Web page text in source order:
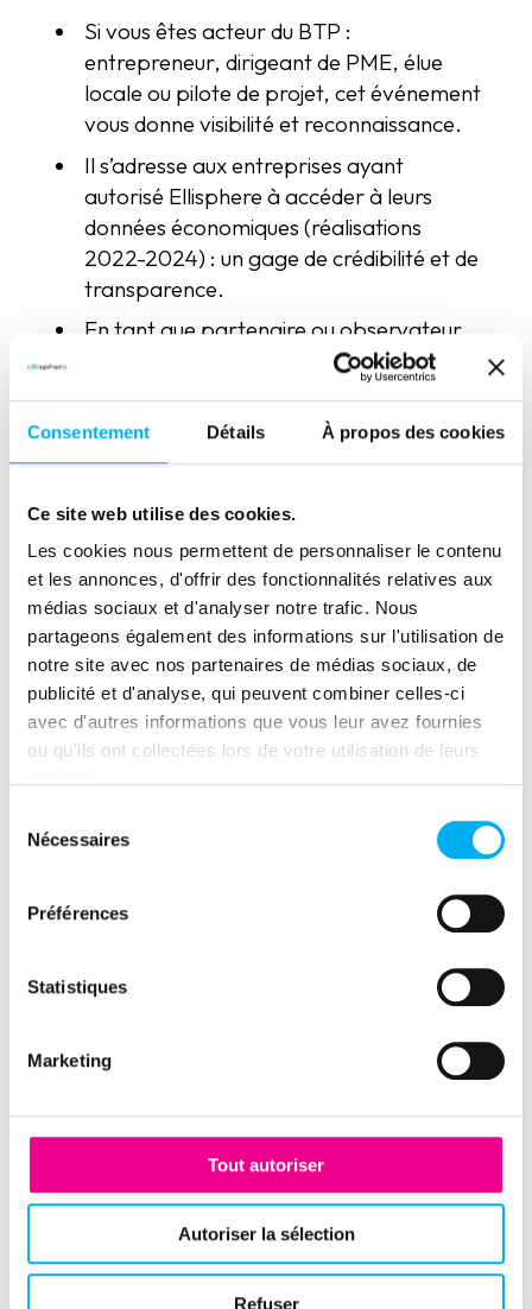
Consentement Détails À propos des cookies
Ce site web utilise des cookies.
Les cookies nous permettent de personnaliser le contenu
et les annonces, d'offrir des fonctionnalités relatives aux
médias sociaux et d'analyser notre trafic. Nous
partageons également des informations sur l'utilisation de
notre site avec nos partenaires de médias sociaux, de
publicité et d'analyse, qui peuvent combiner celles-ci
avec d'autres informations que vous leur avez fournies
ou qu'ils ont collectées lors de votre utilisation de leurs
Nécessaires
Préférences
Statistiques
Marketing
Tout autoriser
Autoriser la sélection
Refuser
Si vous êtes acteur du BTP :
entrepreneur, dirigeant de PME, élue
locale ou pilote de projet, cet événement
vous donne visibilité et reconnaissance.
Il s’adresse aux entreprises ayant
autorisé Ellisphere à accéder à leurs
données économiques (réalisations
2022-2024) : un gage de crédibilité et de
transparence.
En tant que partenaire ou observateur,
c’est une opportunité de réseautage avec
des professionnels engagés, des
institutionnels et des sociétés de
En tant que partenaire data, Ellisphere
mettant à disposition ses données
économiques fiables et actualisées, au
service d’une sélection rigoureuse et
transparente.
(nouvelle fenêtre)
(nouvelle fenêtre)
(nouvelle
Evénement précédent
souveraineté alimentaire : un engagement territorial
Evénement suivant
Webinaire kwote x Ellisphere : Roulez, on s’occupe de